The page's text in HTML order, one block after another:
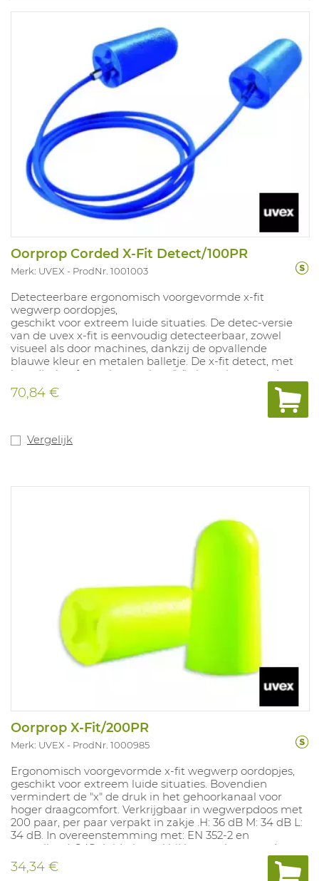
Oorprop Corded X-Fit Detect/100PR
Merk: UVEX ProdNr. 1001003
Detecteerbare ergonomisch voorgevormde x-fit
wegwerp oordopjes,
geschikt voor extreem luide situaties. De detec-versie
van de uvex x-fit is eenvoudig detecteerbaar, zowel
visueel als door machines, dankzij de opvallende
blauwe kleur en metalen balletje. De x-fit detect, met
koordje, heeft een innovatieve "x" uitsparing waardoor
het eenvoudiger wordt om propje na gebruik te
verwijderen. Bovendien vermindert de "x" de druk in het
gehoorkanaal voor hoger draagcomfort. Verkrijgbaar in
aanvullend: S (Geluidssignaal bij het werken aan de
spoorwegen). SNR 37 DB.
70,84 €
Vergelijk
Oorprop X-Fit/200PR
Merk: UVEX ProdNr. 1000985
Ergonomisch voorgevormde x-fit wegwerp oordopjes,
geschikt voor extreem luide situaties. Bovendien
vermindert de "x" de druk in het gehoorkanaal voor
hoger draagcomfort. Verkrijgbaar in wegwerpdoos met
200 paar, per paar verpakt in zakje .H: 36 dB M: 34 dB L:
34 dB. In overeenstemming met: EN 352-2 en
aanvullend: S (Geluidssignaal bij het werken aan de
rails), V (Geluidssignaal in stratenverkeer), W
(Waarschuwingssignaal, algemeen) en E
34,34 €